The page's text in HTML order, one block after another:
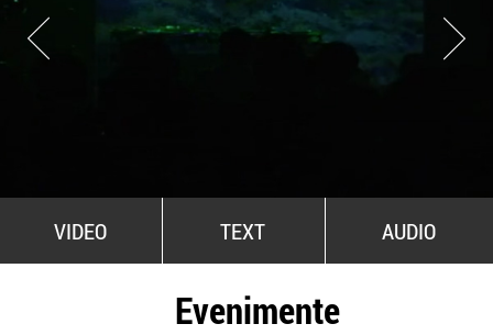
PEOPLE OF ROMANIA se lansează la
galeria Simeza
All Stars For Outernational
VIDEO TEXT AUDIO
Evenimente